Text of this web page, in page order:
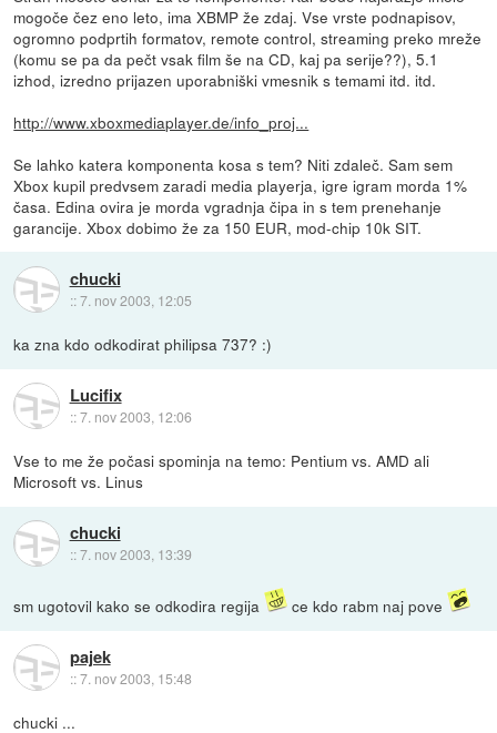
mogoče čez eno leto, ima XBMP že zdaj. Vse vrste podnapisov,
ogromno podprtih formatov, remote control, streaming preko mreže
(komu se pa da pečt vsak film še na CD, kaj pa serije??), 5.1
izhod, izredno prijazen uporabniški vmesnik s temami itd. itd.
http://www.xboxmediaplayer.de/info_proj...
Se lahko katera komponenta kosa s tem? Niti zdaleč. Sam sem
Xbox kupil predvsem zaradi media playerja, igre igram morda 1%
časa. Edina ovira je morda vgradnja čipa in s tem prenehanje
garancije. Xbox dobimo že za 150 EUR, mod-chip 10k SIT.
chucki
::7. nov 2003, 12:05
ka zna kdo odkodirat philipsa 737? :)
Lucifix
::7. nov 2003, 12:06
Vse to me že počasi spominja na temo: Pentium vs. AMD ali
Microsoft vs. Linus
chucki
::7. nov 2003, 13:39
sm ugotovil kako se odkodira regija ce kdo rabm naj pove
pajek
::7. nov 2003, 15:48
chucki ...